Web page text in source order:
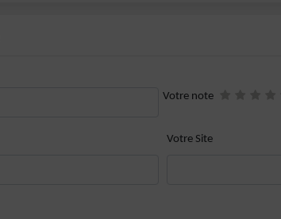
Votre note
Votre Site